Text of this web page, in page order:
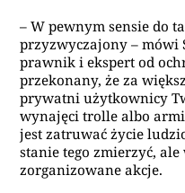
– W pewnym sensie do
przyzwyczajony – mówi
prawnik i ekspert od
przekonany, że za
prywatni użytkownicy
wynajęci trolle albo
jest zatruwać życie
stanie tego zmierzyć,
zorganizowane akcje.